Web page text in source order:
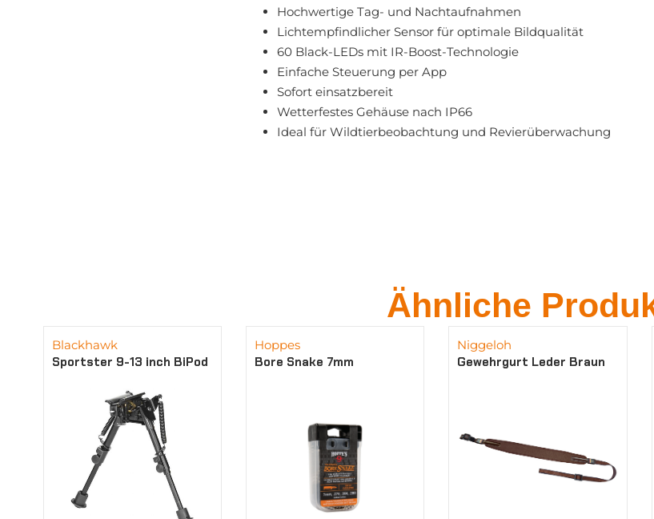
Hochwertige Tag- und Nachtaufnahmen
Lichtempfindlicher Sensor für optimale Bildqualität
60 Black-LEDs mit IR-Boost-Technologie
Einfache Steuerung per App
Sofort einsatzbereit
Wetterfestes Gehäuse nach IP66
Ideal für Wildtierbeobachtung und Revierüberwachung
Ähnliche
Blackhawk
Sportster 9-13 inch BiPod
Hoppes
Bore Snake 7mm
Niggeloh
Gewehrgurt Leder Braun